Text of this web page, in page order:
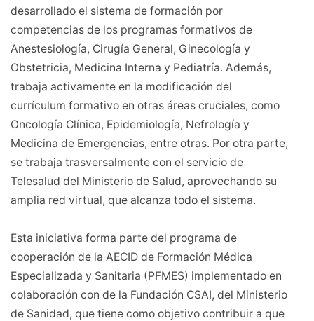
desarrollado el sistema de formación por
competencias de los programas formativos de
Anestesiología, Cirugía General, Ginecología y
Obstetricia, Medicina Interna y Pediatría. Además,
trabaja activamente en la modificación del
currículum formativo en otras áreas cruciales, como
Oncología Clínica, Epidemiología, Nefrología y
Medicina de Emergencias, entre otras. Por otra parte,
se trabaja trasversalmente con el servicio de
Telesalud del Ministerio de Salud, aprovechando su
amplia red virtual, que alcanza todo el sistema.
Esta iniciativa forma parte del programa de
cooperación de la AECID de Formación Médica
Especializada y Sanitaria (PFMES) implementado en
colaboración con de la Fundación CSAI, del Ministerio
de Sanidad, que tiene como objetivo contribuir a que